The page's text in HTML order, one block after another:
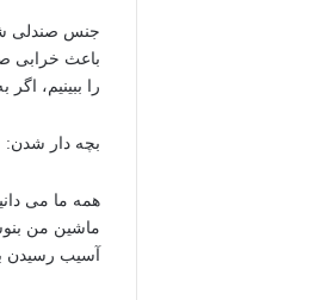
جنس صندلی
باعث خرابی
را ببینیم،
بچه دار شدن:
همه ما می
ماشین من
آسیب رسیدن